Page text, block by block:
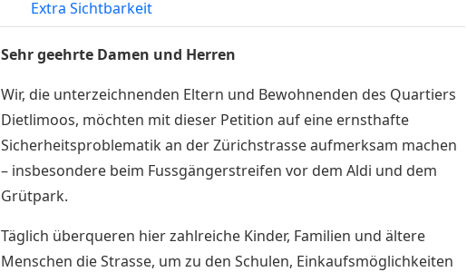
Extra Sichtbarkeit
Sehr geehrte Damen und Herren
Wir, die unterzeichnenden Eltern und Bewohnenden des Quartiers
Dietlimoos, möchten mit dieser Petition auf eine ernsthafte
Sicherheitsproblematik an der Zürichstrasse aufmerksam machen
– insbesondere beim Fussgängerstreifen vor dem Aldi und dem
Grütpark.
Täglich überqueren hier zahlreiche Kinder, Familien und ältere
Menschen die Strasse, um zu den Schulen, Einkaufsmöglichkeiten